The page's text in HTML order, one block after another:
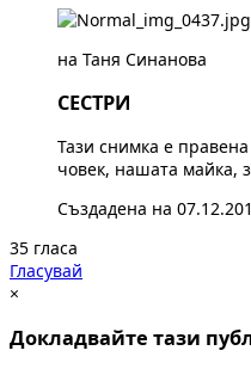
на Таня Синанова
СЕСТРИ
Тази снимка е
човек, нашата майка,
Създадена на
35 гласа
Гласувай
×
Докладвайте тази